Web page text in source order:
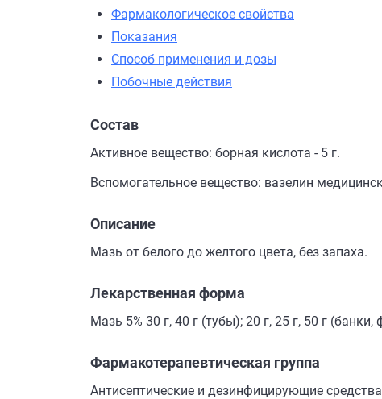
Фармакологическое свойства
Показания
Способ применения и дозы
Побочные действия
Состав
Активное вещество: борная кислота - 5 г.
Вспомогательное вещество: вазелин
Описание
Мазь от белого до желтого цвета, без запаха.
Лекарственная форма
Мазь 5% 30 г, 40 г (тубы); 20 г, 25 г, 50 г
Фармакотерапевтическая группа
Антисептические и дезинфицирующие